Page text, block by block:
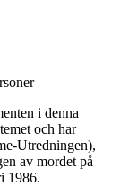
i denna
och har
Utredningen),
av mordet på
1986.